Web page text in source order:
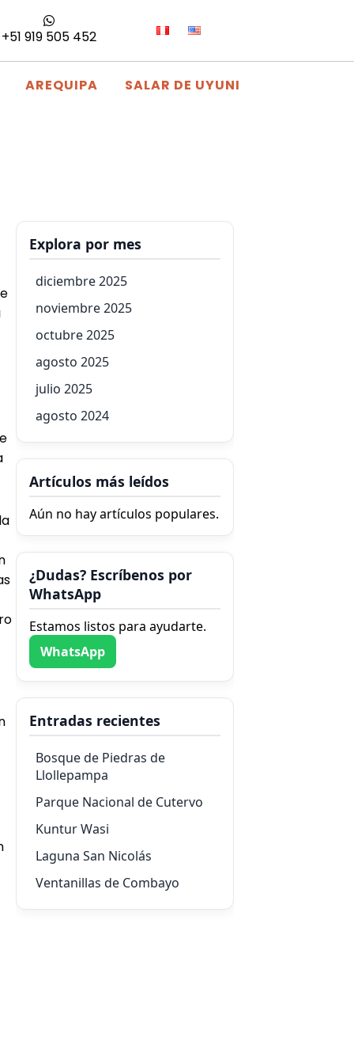
+51 919 505 452
AREQUIPA SALAR DE UYUNI
Explora por mes
diciembre 2025
noviembre 2025
octubre 2025
agosto 2025
julio 2025
agosto 2024
Artículos más leídos
Aún no hay artículos populares.
¿Dudas? Escríbenos por
WhatsApp
Estamos listos para ayudarte.
WhatsApp
Entradas recientes
Bosque de Piedras de
Llollepampa
Parque Nacional de Cutervo
Kuntur Wasi
Laguna San Nicolás
Ventanillas de Combayo